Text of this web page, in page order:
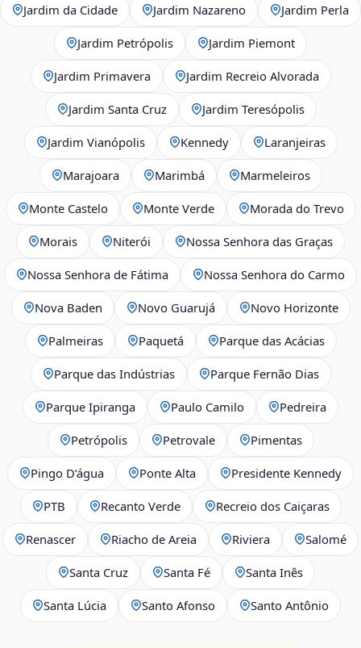
Jardim da Cidade Jardim Nazareno Jardim Perla
Jardim Petrópolis Jardim Piemont
Jardim Primavera Jardim Recreio Alvorada
Jardim Santa Cruz Jardim Teresópolis
Jardim Vianópolis Kennedy Laranjeiras
Marajoara Marimbá Marmeleiros
Monte Castelo Monte Verde Morada do Trevo
Morais Niterói Nossa Senhora das Graças
Nossa Senhora de Fátima Nossa Senhora do Carmo
Nova Baden Novo Guarujá Novo Horizonte
Palmeiras Paquetá Parque das Acácias
Parque das Indústrias Parque Fernão Dias
Parque Ipiranga Paulo Camilo Pedreira
Petrópolis Petrovale Pimentas
Pingo D’água Ponte Alta Presidente Kennedy
PTB Recanto Verde Recreio dos Caiçaras
Renascer Riacho de Areia Riviera Salomé
Santa Cruz Santa Fé Santa Inês
Santa Lúcia Santo Afonso Santo Antônio